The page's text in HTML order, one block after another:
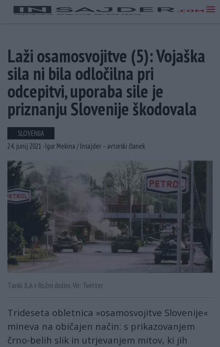
Laži osamosvojitve (5): Vojaška
sila ni bila odločilna pri
odcepitvi, uporaba sile je
priznanju Slovenije škodovala
SLOVENIJA
24. junij 2021 -Igor Mekina /Insajder – avtorski članek
Tanki JLA v Rožni dolini. Vir: Twitter
Trideseta obletnica »osamosvojitve Slovenije«
mineva na običajen način: s prikazovanjem
črno-belih slik in utrjevanjem mitov, ki jih